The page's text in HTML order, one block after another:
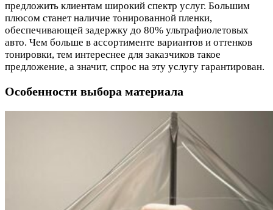
предложить клиентам широкий спектр услуг. Большим
плюсом станет наличие тонированной пленки,
обеспечивающей задержку до 80% ультрафиолетовых
авто. Чем больше в ассортименте вариантов и оттенков
тонировки, тем интереснее для заказчиков такое
предложение, а значит, спрос на эту услугу гарантирован.
Особенности выбора материала